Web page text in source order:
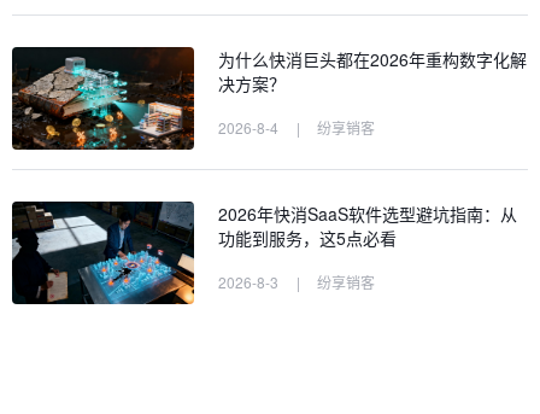
为什么快消巨头都在2026年重构数字化解
决方案？
2026-8-4 | 纷享销客
2026年快消SaaS软件选型避坑指南：从
功能到服务，这5点必看
2026-8-3 | 纷享销客